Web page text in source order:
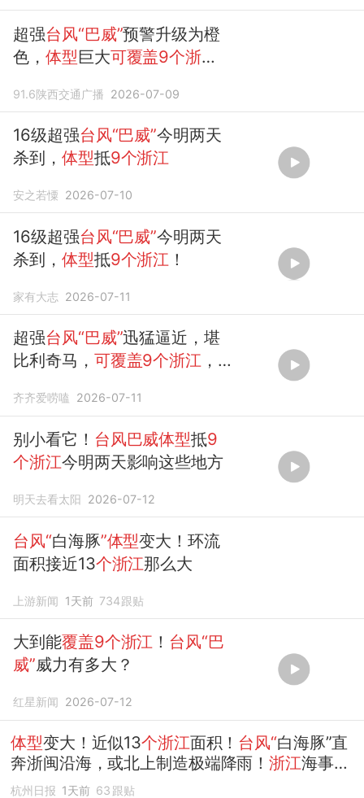
超强台风“巴威”预警升级为橙
色，体型巨大可覆盖9个浙
91.6陕西交通广播 2026-07-09
16级超强台风“巴威”今明两天
杀到，体型抵9个浙江
安之若憟 2026-07-10
16级超强台风“巴威”今明两天
杀到，体型抵9个浙江 ！
家有大志 2026-07-11
超强台风“巴威”迅猛逼近，堪
比利奇马， 可覆盖9个浙江，
齐齐爱唠嗑 2026-07-11
别小看它！ 台风巴威体型抵9
个浙江今明两天影响这些地方
明天去看太阳 2026-07-12
台风“白海豚”体型变大！环流
面积接近13个浙江那么大
上游新闻 1天前 734跟贴
大到能覆盖9个浙江 ！ 台风“巴
威”威力有多大？
红星新闻 2026-07-12
体型变大！近似13个浙江面积！ 台风“白海豚”直
奔浙闽沿海，或北上制造极端降雨！浙江海事局
启动II级防台应急响应
杭州日报 1天前 63 跟贴